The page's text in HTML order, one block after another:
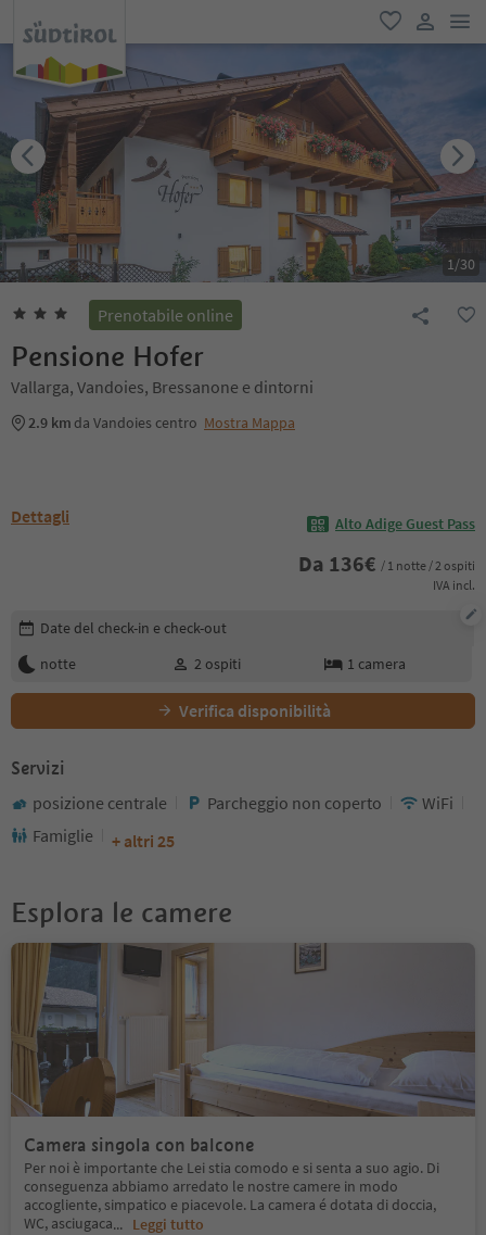
favoriti
user link
1/30
Prenotabile online
Pensione Hofer
Vallarga, Vandoies, Bressanone e dintorni
2.9 km da Vandoies centro Mostra Mappa
Dettagli Alto Adige Guest Pass
Da 136€ / 1 notte / 2 ospiti
IVA incl.
Modifica i dettagli della prenotazione
Date del check-in e check-out
notte
2 ospiti 1 camera
Verifica disponibilità
Servizi
posizione centrale Parcheggio non coperto
WiFi
Famiglie
+ altri 25
Esplora le camere
Camera singola con balcone
Per noi è importante che Lei stia comodo e si senta a suo agio. Di
conseguenza abbiamo arredato le nostre camere in modo
accogliente, simpatico e piacevole. La camera é dotata di doccia,
WC, asciugaca... Leggi tutto